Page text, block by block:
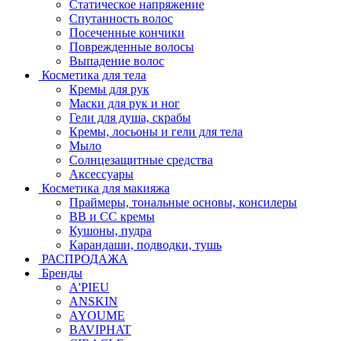
Статическое напряжение
Спутанность волос
Посеченные кончики
Поврежденные волосы
Выпадение волос
Косметика для тела
Кремы для рук
Маски для рук и ног
Гели для душа, скрабы
Кремы, лосьоны и гели для тела
Мыло
Солнцезащитные средства
Аксессуары
Косметика для макияжа
Праймеры, тональные основы, консилеры
BB и CC кремы
Кушоны, пудра
Карандаши, подводки, тушь
РАСПРОДАЖА
Бренды
A'PIEU
ANSKIN
AYOUME
BAVIPHAT